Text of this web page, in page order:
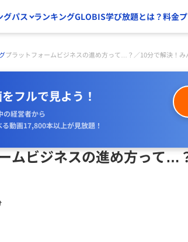
グパス ランキングGLOBIS学び放題とは？料金
プラットフォームビジネスの進め方って…？／10分で解決！み
フルで見よう！
の経営者から
動画17,800本以上が見放題！
ムビジネスの進め方って…